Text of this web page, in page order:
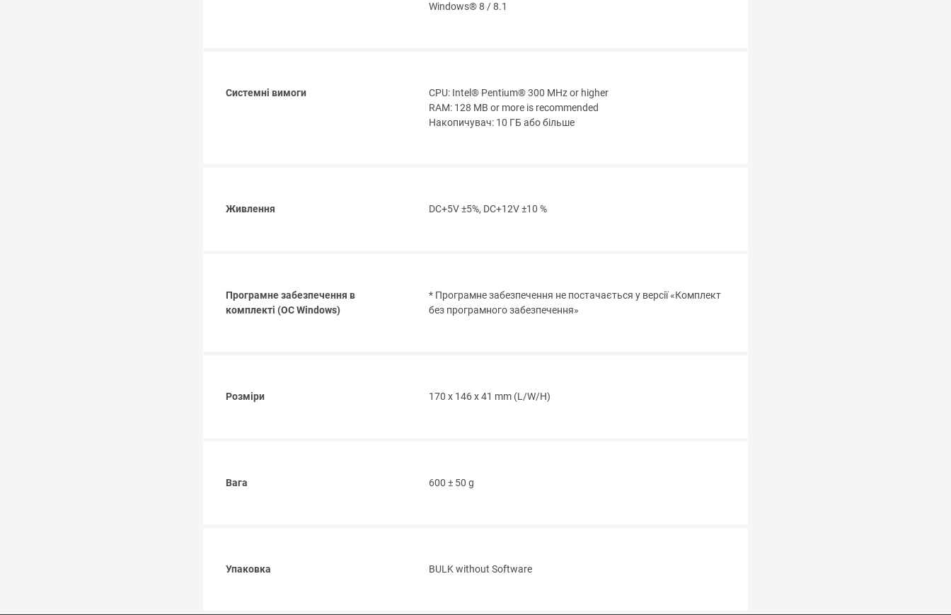
Windows® 8 / 8.1
Системні вимоги
CPU: Intel® Pentium® 300 MHz or higher
RAM: 128 MB or more is recommended
Накопичувач: 10 ГБ або більше
Живлення DC+5V ±5%, DC+12V ±10 %
Програмне забезпечення в
комплекті (ОС Windows)
* Програмне забезпечення не постачається у версії «Комплект
без програмного забезпечення»
Розміри 170 x 146 x 41 mm (L/W/H)
Вага 600 ± 50 g
Упаковка BULK without Software